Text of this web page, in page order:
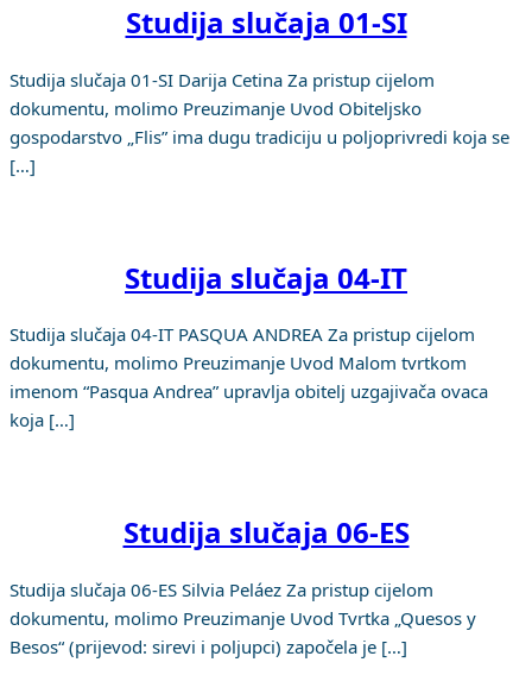
Studija slučaja 01-SI
Studija slučaja 01-SI Darija Cetina Za pristup cijelom
dokumentu, molimo Preuzimanje Uvod Obiteljsko
gospodarstvo „Flis” ima dugu tradiciju u poljoprivredi koja se
[…]
Studija slučaja 04-IT
Studija slučaja 04-IT PASQUA ANDREA Za pristup cijelom
dokumentu, molimo Preuzimanje Uvod Malom tvrtkom
imenom “Pasqua Andrea” upravlja obitelj uzgajivača ovaca
koja […]
Studija slučaja 06-ES
Studija slučaja 06-ES Silvia Peláez Za pristup cijelom
dokumentu, molimo Preuzimanje Uvod Tvrtka „Quesos y
Besos“ (prijevod: sirevi i poljupci) započela je […]